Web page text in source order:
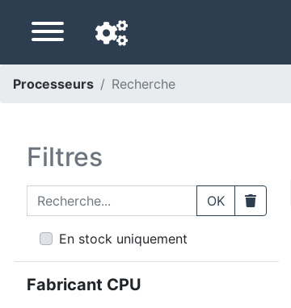
Pays de livraison
Accueil
Baisses de prix
Paramètres
Soutenez-nous
Processeurs Recherche
Filtres
Recherche... OK Clear
En stock uniquement
Fabricant CPU